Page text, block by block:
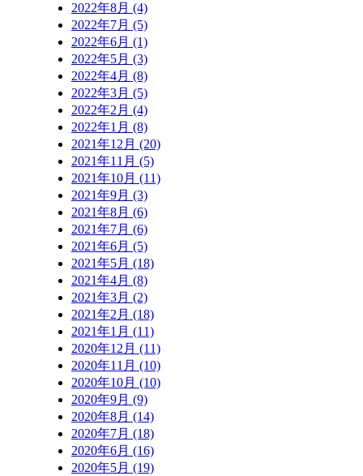
2022年8月 (4)
2022年7月 (5)
2022年6月 (1)
2022年5月 (3)
2022年4月 (8)
2022年3月 (5)
2022年2月 (4)
2022年1月 (8)
2021年12月 (20)
2021年11月 (5)
2021年10月 (11)
2021年9月 (3)
2021年8月 (6)
2021年7月 (6)
2021年6月 (5)
2021年5月 (18)
2021年4月 (8)
2021年3月 (2)
2021年2月 (18)
2021年1月 (11)
2020年12月 (11)
2020年11月 (10)
2020年10月 (10)
2020年9月 (9)
2020年8月 (14)
2020年7月 (18)
2020年6月 (16)
2020年5月 (19)